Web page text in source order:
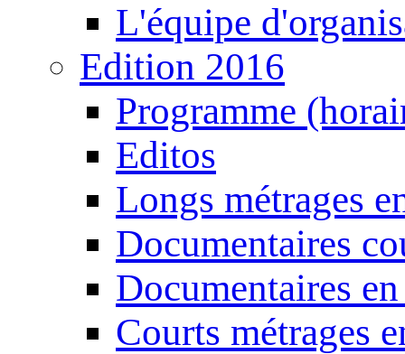
L'équipe
Edition 2016
Programme
Editos
Longs métrages
Documentaires
Documentaires
Courts métrages